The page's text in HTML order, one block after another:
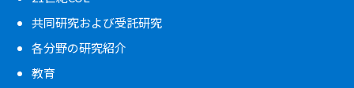
共同研究および受託研究
各分野の研究紹介
教育